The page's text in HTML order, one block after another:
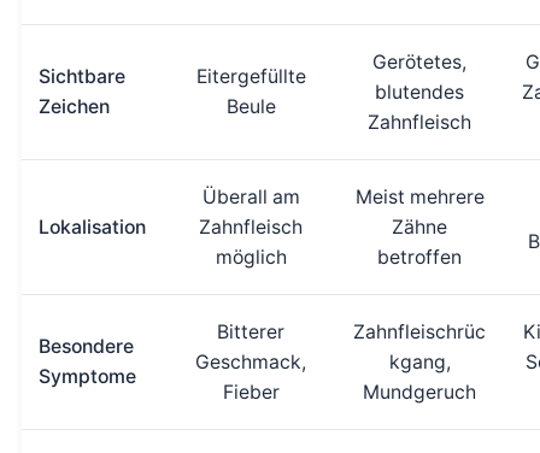
Sichtbare
Zeichen
Eitergefüllte
Beule
Gerötetes,
blutendes
Zahnfleisch
Lokalisation
Überall am
Zahnfleisch
möglich
Meist mehrere
Zähne
betroffen
Besondere
Symptome
Bitterer
Geschmack,
Fieber
Zahnfleischrüc
kgang,
Mundgeruch